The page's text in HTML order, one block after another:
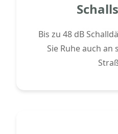
Bis zu 48 dB
Sie Ruhe auch